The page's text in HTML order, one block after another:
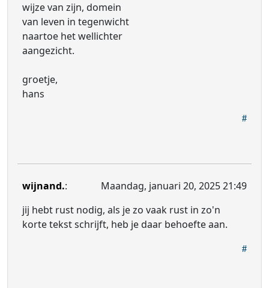
wijze van zijn, domein
van leven in tegenwicht
naartoe het wellichter
aangezicht.
groetje,
hans
wijnand.:
Maandag, januari 20, 2025 21:49
jij hebt rust nodig, als je zo vaak rust in zo'n
korte tekst schrijft, heb je daar behoefte aan.